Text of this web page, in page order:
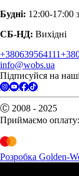
Будні: 12:00-17:00
СБ-НД: Вихідні
+380639564111
info@wobs.ua
Підписуйся на
Ⓒ 2008 - 2025
Приймаємо оплату:
Розробка Golden-